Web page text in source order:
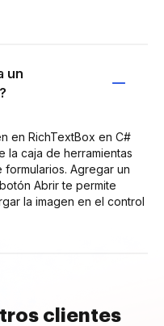
un
en RichTextBox en C#
la caja de herramientas
Agregar un
Abrir te permite
la imagen en el control
clientes